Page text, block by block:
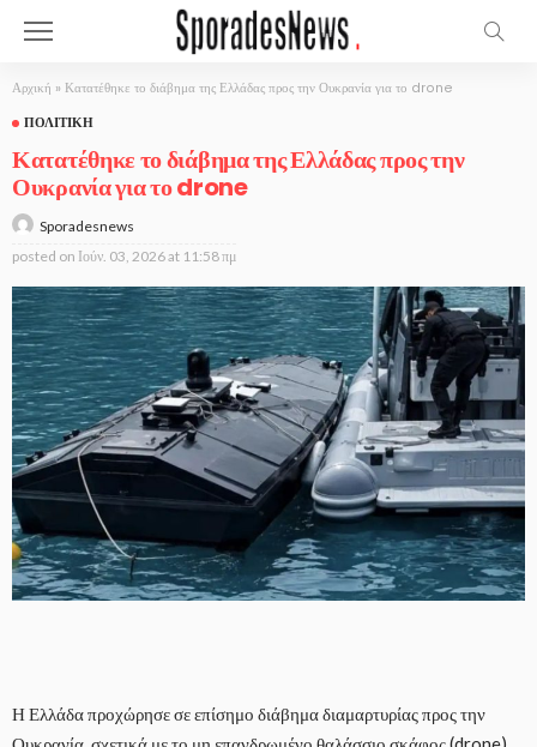
Αρχική » Κατατέθηκε το διάβημα της Ελλάδας προς την Ουκρανία για το drone
ΠΟΛΙΤΙΚΉ
Κατατέθηκε το διάβημα της Ελλάδας προς την
Ουκρανία για το drone
Sporadesnews
posted on Ιούν. 03, 2026 at 11:58 πμ
Η Ελλάδα προχώρησε σε επίσημο διάβημα διαμαρτυρίας προς την